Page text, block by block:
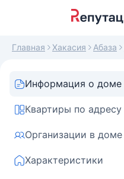
Главная Хакасия Абаза
Информация о доме
Квартиры по адресу
Организации в доме
Характеристики